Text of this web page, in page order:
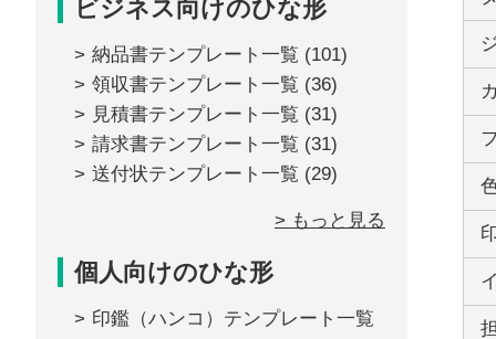
ビジネス向けのひな形
納品書テンプレート一覧 (101)
領収書テンプレート一覧 (36)
見積書テンプレート一覧 (31)
請求書テンプレート一覧 (31)
送付状テンプレート一覧 (29)
> もっと見る
個人向けのひな形
印鑑（ハンコ）テンプレート一覧